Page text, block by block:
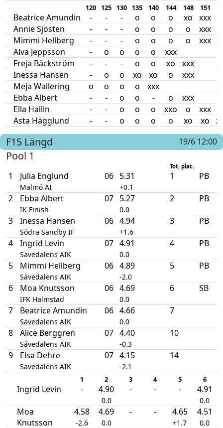
120 125 130 135 140 144 148 151
Beatrice Amundin - - - o o o xo
xxx
Annie Sjösten
- - - o o o o
xxx
Mimmi Hellberg
- - - o o o o
xxx
Alva Jeppsson
- o o o o
xxx
Freja Bäckström
- - - o o xo
xxx
Inessa Hansen
- o o xo xo o
xxx
Meja Wallering
o o o o
xxx
Ebba Albert
- - o o - o
xxx
Ella Hallin
- - o o o xxo o
xxx
Asta Hägglund
- - o o o o xo xo
F15 Längd 19/6 12:00
Pool 1
Tot. plac.
1 Julia Englund
Malmö AI
06 5.31
+0.1
1 PB
2 Ebba Albert
IK Finish
07 5.27
0.0
2 PB
3 Inessa Hansen
Södra Sandby IF
06 4.94
+1.6
3 PB
4 Ingrid Levin
Sävedalens AIK
07 4.91
0.0
4 PB
5 Mimmi Hellberg
Sävedalens AIK
06 4.89
-2.0
5 PB
6 Moa Knutsson
IFK Halmstad
06 4.69
0.0
6 SB
7 Beatrice Amundin
Sävedalens AIK
06 4.66
0.0
7
8 Alice Berggren
Sävedalens AIK
07 4.40
-0.3
10
9 Elsa Dehre
Sävedalens AIK
07 4.15
-2.1
14
1 2 3 4 5 6
Ingrid Levin - 4.90
0.0
- - - 4.91
0.0
Moa
Knutsson
4.58
-2.6
4.69
0.0
- - 4.65
+1.7
4.51
0.0